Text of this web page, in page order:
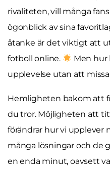
rivaliteten, vill många
ögonblick av sina
åtanke är det viktigt att
fotboll online.
Men hur
upplevelse utan att
Hemligheten bakom att
du tror. Möjligheten att
förändrar hur vi upplever
många lösningar och de
en enda minut, oavsett